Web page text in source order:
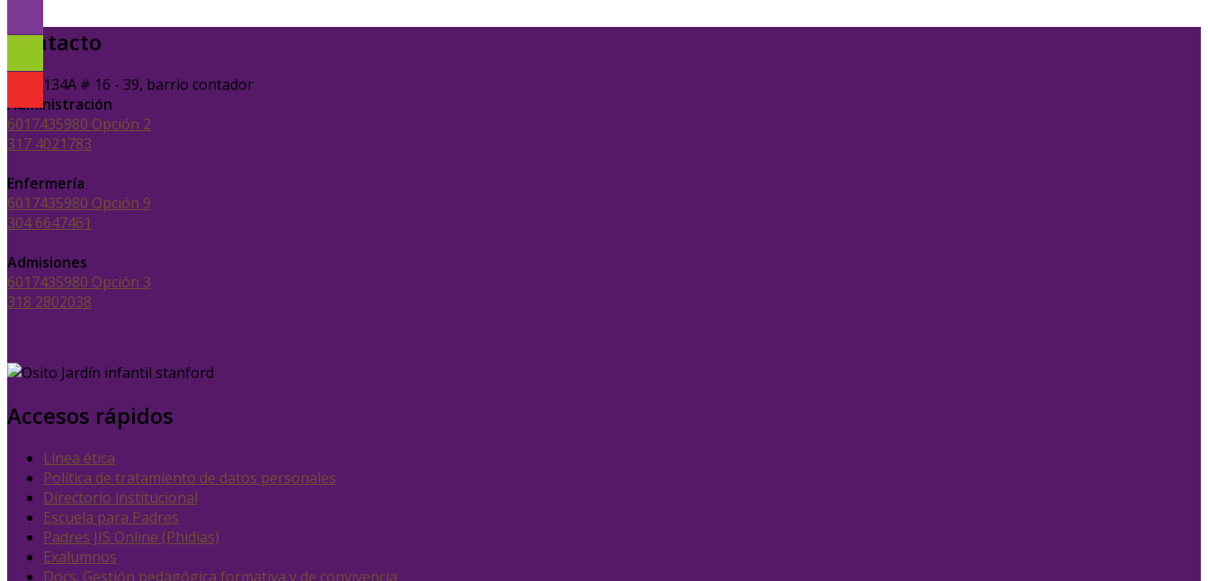
Contacto
Calle 134A # 16 - 39, barrio contador
Administración
6017435980 Opción 2
317 4021783
Enfermería
6017435980 Opción 9
304 6647461
Admisiones
6017435980 Opción 3
318 2802038
Accesos rápidos
Línea ética
Política de tratamiento de datos personales
Directorio institucional
Escuela para Padres
Padres JIS Online (Phidias)
Exalumnos
Docs. Gestión pedagógica formativa y de convivencia